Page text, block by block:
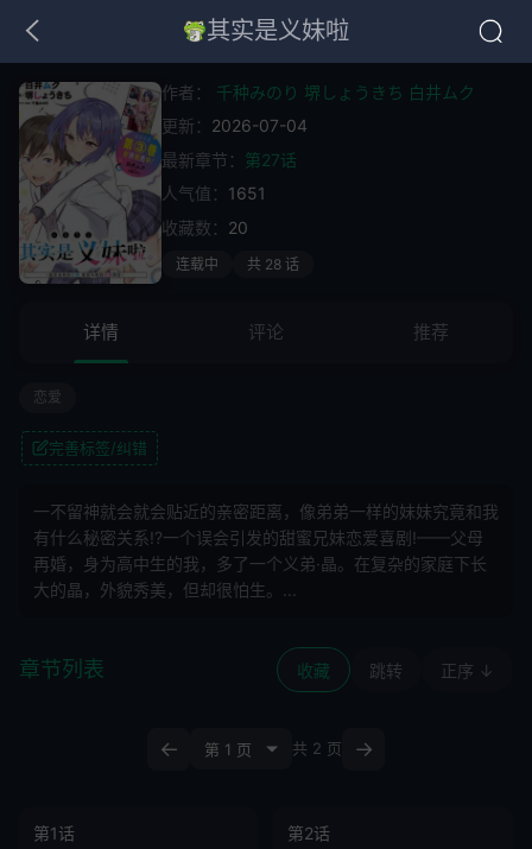
其实是义妹啦
作者：
千种みのり 堺しょうきち 白井ムク
更新： 2026-07-04
最新章节： 第27话
人气值： 1651
收藏数： 20
连载中 共 28 话
详情 评论 推荐
恋爱
完善标签/纠错
一不留神就会就会贴近的亲密距离，像弟弟一样的妹妹究竟和我
有什么秘密关系!?一个误会引发的甜蜜兄妹恋爱喜剧!——父母
再婚，身为高中生的我，多了一个义弟·晶。在复杂的家庭下长
大的晶，外貌秀美，但却很怕生。...
章节列表 收藏 跳转 正序 ↓
← 共 2 页 →
第1话 第2话